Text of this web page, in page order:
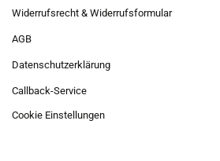
Widerrufsrecht & Widerrufsformular
AGB
Datenschutzerklärung
Callback-Service
Cookie Einstellungen